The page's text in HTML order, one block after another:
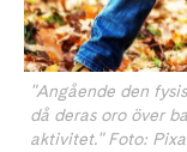
"Angående den
då deras oro över
aktivitet." Foto: